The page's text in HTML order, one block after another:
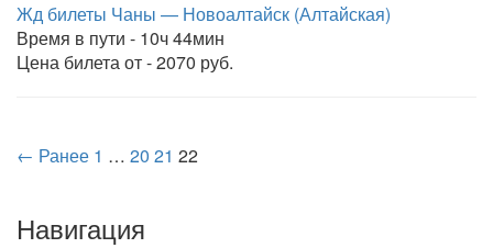
Жд билеты Чаны — Новоалтайск (Алтайская)
Время в пути - 10ч 44мин
Цена билета от - 2070 руб.
← Ранее 1 … 20 21 22
Навигация